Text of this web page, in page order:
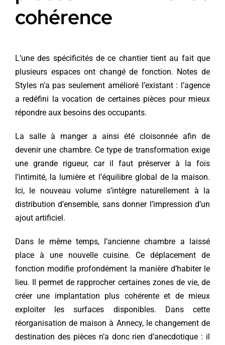
cohérence
L’une des spécificités de ce chantier tient au fait que
plusieurs espaces ont changé de fonction. Notes de
Styles n’a pas seulement amélioré l’existant : l’agence
a redéfini la vocation de certaines pièces pour mieux
répondre aux besoins des occupants.
La salle à manger a ainsi été cloisonnée afin de
devenir une chambre. Ce type de transformation exige
une grande rigueur, car il faut préserver à la fois
l’intimité, la lumière et l’équilibre global de la maison.
Ici, le nouveau volume s’intègre naturellement à la
distribution d’ensemble, sans donner l’impression d’un
ajout artificiel.
Dans le même temps, l’ancienne chambre a laissé
place à une nouvelle cuisine. Ce déplacement de
fonction modifie profondément la manière d’habiter le
lieu. Il permet de rapprocher certaines zones de vie, de
créer une implantation plus cohérente et de mieux
exploiter les surfaces disponibles. Dans cette
réorganisation de maison à Annecy, le changement de
destination des pièces n’a donc rien d’anecdotique : il